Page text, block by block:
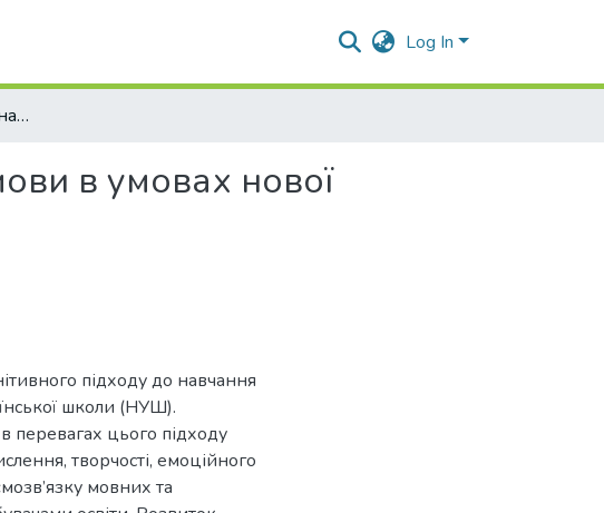
Log In
Когнітивна методика навчання української мови в умовах нової української школи
в умовах нової
підходу до навчання
школи (НУШ).
перевагах цього підходу
творчості, емоційного
мовних та